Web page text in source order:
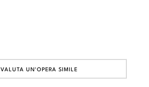
VALUTA UN'OPERA SIMILE